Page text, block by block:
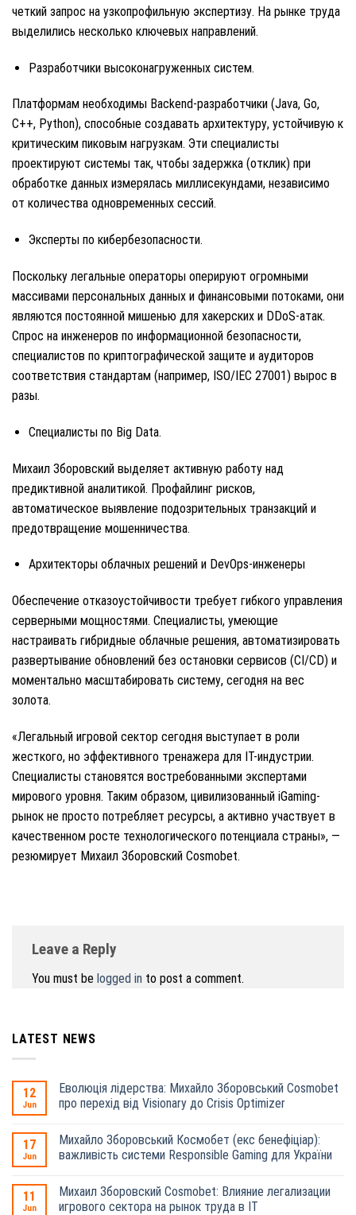
четкий запрос на узкопрофильную экспертизу. На рынке труда
выделились несколько ключевых направлений.
Разработчики высоконагруженных систем.
Платформам необходимы Backend-разработчики (Java, Go,
C++, Python), способные создавать архитектуру, устойчивую к
критическим пиковым нагрузкам. Эти специалисты
проектируют системы так, чтобы задержка (отклик) при
обработке данных измерялась миллисекундами, независимо
от количества одновременных сессий.
Эксперты по кибербезопасности.
Поскольку легальные операторы оперируют огромными
массивами персональных данных и финансовыми потоками, они
являются постоянной мишенью для хакерских и DDoS-атак.
Спрос на инженеров по информационной безопасности,
специалистов по криптографической защите и аудиторов
соответствия стандартам (например, ISO/IEC 27001) вырос в
разы.
Специалисты по Big Data.
Михаил Зборовский выделяет активную работу над
предиктивной аналитикой. Профайлинг рисков,
автоматическое выявление подозрительных транзакций и
предотвращение мошенничества.
Архитекторы облачных решений и DevOps-инженеры
Обеспечение отказоустойчивости требует гибкого управления
серверными мощностями. Специалисты, умеющие
настраивать гибридные облачные решения, автоматизировать
развертывание обновлений без остановки сервисов (CI/CD) и
моментально масштабировать систему, сегодня на вес
золота.
«Легальный игровой сектор сегодня выступает в роли
жесткого, но эффективного тренажера для IT-индустрии.
Специалисты становятся востребованными экспертами
мирового уровня. Таким образом, цивилизованный iGaming-
рынок не просто потребляет ресурсы, а активно участвует в
качественном росте технологического потенциала страны», —
резюмирует Михаил Зборовский Cosmobet.
Leave a Reply
You must be logged in to post a comment.
LATEST NEWS
12
Jun
Еволюція лідерства: Михайло Зборовський Cosmobet
про перехід від Visionary до Crisis Optimizer
17
Jun
Михайло Зборовський Космобет (екс бенефіціар):
важливість системи Responsible Gaming для України
11
Jun
Михаил Зборовский Cosmobet: Влияние легализации
игрового сектора на рынок труда в IT